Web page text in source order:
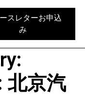
スレターお申込
み
北京汽